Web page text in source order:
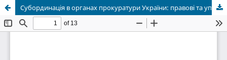
Субординація в органах прокуратури України: правові та управлінські аспекти